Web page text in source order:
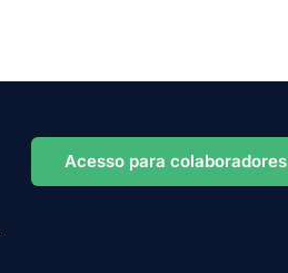
Acesso para colaboradores